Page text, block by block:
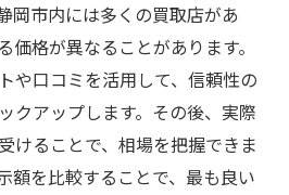
岡市内には多くの買取店があ
価格が異なることがあります。
や口コミを活用して、信頼性の
クアップします。その後、実際
けることで、相場を把握できま
額を比較することで、最も良い